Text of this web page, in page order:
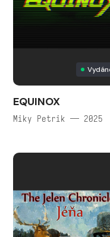
EQUINOX
Miky Petrik — 2025